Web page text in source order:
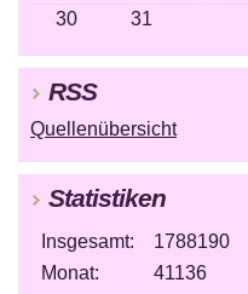
30
31
RSS
Quellenübersicht
Statistiken
Insgesamt:
1788190
Monat:
41136